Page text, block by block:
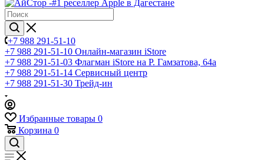
+7 988 291-51-10
+7 988 291-51-10 Онлайн-магазин iStore
+7 988 291-51-03 Флагман iStore на Р. Гамзатова, 64а
+7 988 291-51-14 Сервисный центр
+7 988 291-51-30 Трейд-ин
Избранные товары 0
Корзина 0